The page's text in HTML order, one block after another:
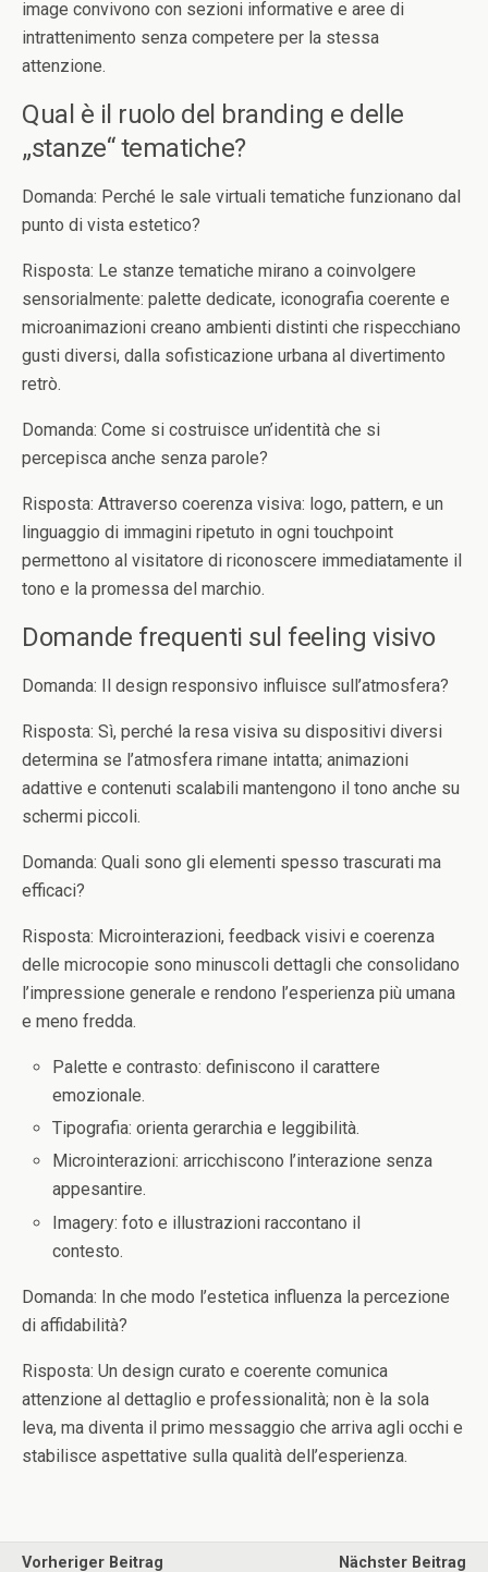
image convivono con sezioni informative e aree di
intrattenimento senza competere per la stessa
attenzione.
Qual è il ruolo del branding e delle
„stanze“ tematiche?
Domanda: Perché le sale virtuali tematiche funzionano dal
punto di vista estetico?
Risposta: Le stanze tematiche mirano a coinvolgere
sensorialmente: palette dedicate, iconografia coerente e
microanimazioni creano ambienti distinti che rispecchiano
gusti diversi, dalla sofisticazione urbana al divertimento
retrò.
Domanda: Come si costruisce un’identità che si
percepisca anche senza parole?
Risposta: Attraverso coerenza visiva: logo, pattern, e un
linguaggio di immagini ripetuto in ogni touchpoint
permettono al visitatore di riconoscere immediatamente il
tono e la promessa del marchio.
Domande frequenti sul feeling visivo
Domanda: Il design responsivo influisce sull’atmosfera?
Risposta: Sì, perché la resa visiva su dispositivi diversi
determina se l’atmosfera rimane intatta; animazioni
adattive e contenuti scalabili mantengono il tono anche su
schermi piccoli.
Domanda: Quali sono gli elementi spesso trascurati ma
efficaci?
Risposta: Microinterazioni, feedback visivi e coerenza
delle microcopie sono minuscoli dettagli che consolidano
l’impressione generale e rendono l’esperienza più umana
e meno fredda.
Palette e contrasto: definiscono il carattere
emozionale.
Tipografia: orienta gerarchia e leggibilità.
Microinterazioni: arricchiscono l’interazione senza
appesantire.
Imagery: foto e illustrazioni raccontano il
contesto.
Domanda: In che modo l’estetica influenza la percezione
di affidabilità?
Risposta: Un design curato e coerente comunica
attenzione al dettaglio e professionalità; non è la sola
leva, ma diventa il primo messaggio che arriva agli occhi e
stabilisce aspettative sulla qualità dell’esperienza.
Vorheriger Beitrag Nächster Beitrag